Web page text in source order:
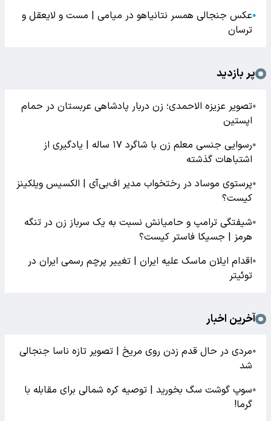
●عکس جنجالی همسر نتانیاهو در میامی | مست و لایعقل و
ترسان
پر بازدید
●تصویر عزیزه الاحمدی؛ زن دربار پادشاهی عربستان در حمام
اپستین
●
رسوایی جنسی معلم زن با شاگرد ۱۷ ساله | یادگیری از
اشتباهات گذشته
●پرستوی موساد در رختخواب مدیر اف‌بی‌آی | الکسیس ویلکینز
کیست؟
●شیفتگی ترامپ و حامیانش نسبت به یک سرباز زن در تنگه
هرمز | جسیکا فاستر کیست؟
●اقدام ایلان ماسک علیه ایران | تغییر پرچم رسمی ایران در
توئیتر
آخرین اخبار
●مردی در حال قدم زدن روی مریخ | تصویر تازه ناسا جنجالی
شد
●سوپ گوشت سگ بخورید | توصیه کره شمالی برای مقابله با
گرما!